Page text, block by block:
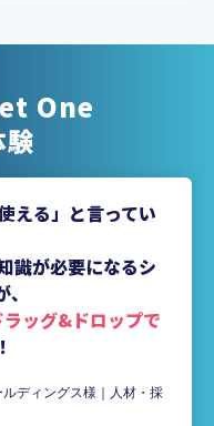
One
える」と言ってい
識が必要になるシ
ッグ&ドロップで
！
ディングス様｜人材・採